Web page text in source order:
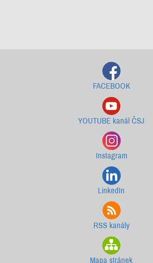
FACEBOOK
YOUTUBE kanál ČSJ
Instagram
LinkedIn
RSS kanály
Mapa stránek